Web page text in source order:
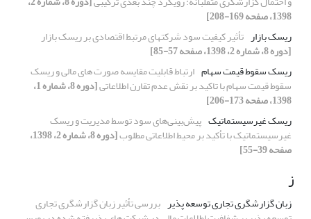
1398، صفحه 169-208]
ریسک بازار تأثیر کیفیت سود شرکت‎های مرتبط اقتصادی بر ریسک بازار
[دوره 8، شماره 2، 1398، صفحه 57-85]
ریسک سقوط قیمت سهام ارتباط قابلیت مقایسه صورت های مالی و ریسک
سقوط قیمت سهام با تاکید بر نقش عدم تقارن اطلاعاتی [دوره 8، شماره 1،
1398، صفحه 173-206]
ریسک غیرسیستماتیک پیش‌بینی‌های سود توسط مدیریت و ریسک
غیرسیستماتیک با تأکید بر محیط اطلاعاتی مطلوب [دوره 8، شماره 2، 1398،
صفحه 39-55]
ز
زبان گزارشگری تجاری توسعه پذیر بررسی تأثیر زبان گزارشگری تجاری